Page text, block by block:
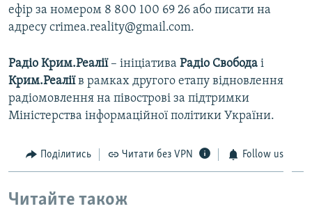
ефір за номером 8 800 100 69 26 або писати на
адресу crimea.reality@gmail.com.
Радіо Крим.Реалії– ініціатива Радіо Свобода і
Крим.Реаліїв рамках другого етапу відновлення
радіомовлення на півострові за підтримки
Міністерства інформаційної політики України.
Поділитись Читати без VPN Follow us
Читайте також